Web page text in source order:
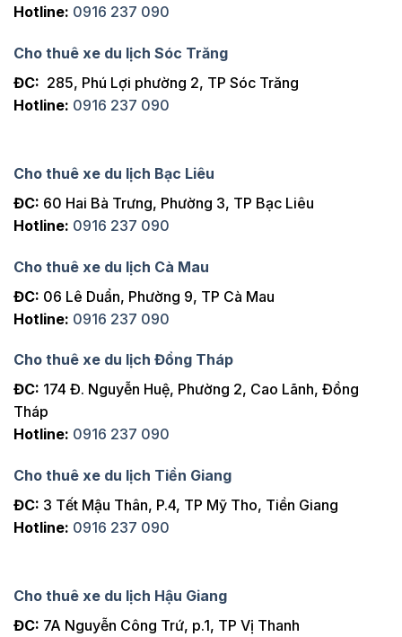
Hotline: 0916 237 090
Cho thuê xe du lịch Sóc Trăng
ĐC: 285, Phú Lợi phường 2, TP Sóc Trăng
Hotline: 0916 237 090
Cho thuê xe du lịch Bạc Liêu
ĐC: 60 Hai Bà Trưng, Phường 3, TP Bạc Liêu
Hotline: 0916 237 090
Cho thuê xe du lịch Cà Mau
ĐC: 06 Lê Duẩn, Phường 9, TP Cà Mau
Hotline: 0916 237 090
Cho thuê xe du lịch Đồng Tháp
ĐC: 174 Đ. Nguyễn Huệ, Phường 2, Cao Lãnh, Đồng
Tháp
Hotline: 0916 237 090
Cho thuê xe du lịch Tiền Giang
ĐC: 3 Tết Mậu Thân, P.4, TP Mỹ Tho, Tiền Giang
Hotline: 0916 237 090
Cho thuê xe du lịch Hậu Giang
ĐC: 7A Nguyễn Công Trứ, p.1, TP Vị Thanh